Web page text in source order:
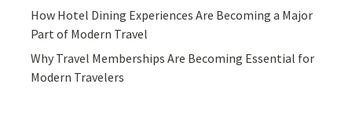
How Hotel Dining Experiences Are Becoming a Major
Part of Modern Travel
Why Travel Memberships Are Becoming Essential for
Modern Travelers